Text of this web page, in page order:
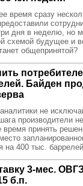
время сразу
дня в неделю, но
схемой будущее и
общепринятой?
Байден
не
производители
время принять
на 400 тыс.
3-мес.
б.п.